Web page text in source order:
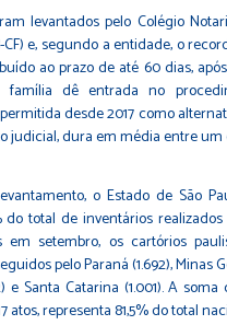
levantados pelo Colégio
CF) e, segundo a entidade, o
ao prazo de até 60 dias,
dê entrada no
desde 2017 como
judicial, dura em média entre um
o Estado de São
total de inventários realizados
em setembro, os cartórios
pelo Paraná (1.692), Minas
e Santa Catarina (1.001). A
atos, representa 81,5% do total